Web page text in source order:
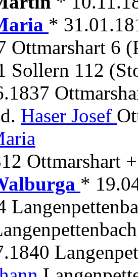
*
Ottmarshart 6
Sollern 112
Haser Josef
Ottmarshart
*